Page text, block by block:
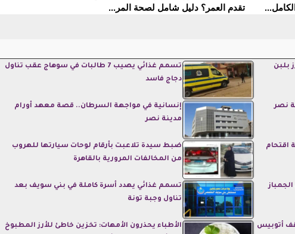
تقدم العمر؟ دليل شامل لصحة المر...
بلبن
تسمم غذائي يصيب 7 طالبات في سوهاج عقب تناول
دجاج فاسد
نصر
إنسانية في مواجهة السرطان.. قصة معهد أورام
مدينة نصر
اقتحام
ضبط سيدة تلاعبت بأرقام لوحات سيارتها للهروب
من المخالفات المرورية بالقاهرة
تسمم غذائي يهدد أسرة كاملة في بني سويف بعد
تناول وجبة تونة
أتوبيس
الأطباء يحذرون الأمهات: تخزين خاطئ للأرز المطبوخ